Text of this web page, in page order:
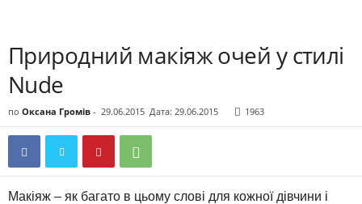
Природний макіяж очей у стилі
Nude
по Оксана Громів - 29.06.2015 Дата: 29.06.2015 1963
Макіяж – як багато в цьому слові для кожної дівчини і